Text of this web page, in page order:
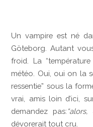
Crypto Casinos
Un vampire est né
Göteborg. Autant
froid. La
météo. Oui, oui on la
ressentie” sous la
vrai, amis loin d’ici,
demandez pas:
dévorerait tout cru.